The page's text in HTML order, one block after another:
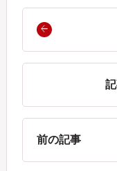
前の記事